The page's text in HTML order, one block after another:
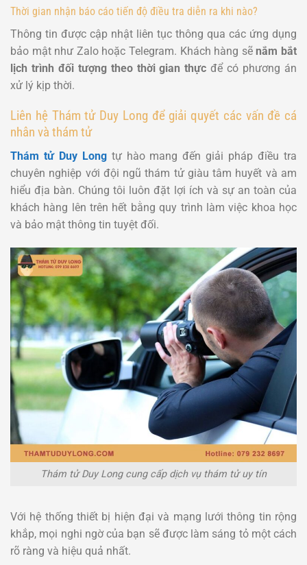
Thời gian nhận báo cáo tiến độ điều tra diễn ra khi nào?
Thông tin được cập nhật liên tục thông qua các ứng dụng
bảo mật như Zalo hoặc Telegram. Khách hàng sẽ nắm bắt
lịch trình đối tượng theo thời gian thực để có phương án
xử lý kịp thời.
Liên hệ Thám tử Duy Long để giải quyết các vấn đề cá
nhân và thám tử
Thám tử Duy Longtự hào mang đến giải pháp điều tra
chuyên nghiệp với đội ngũ thám tử giàu tâm huyết và am
hiểu địa bàn. Chúng tôi luôn đặt lợi ích và sự an toàn của
khách hàng lên trên hết bằng quy trình làm việc khoa học
và bảo mật thông tin tuyệt đối.
Thám tử Duy Long cung cấp dịch vụ thám tử uy tín
Với hệ thống thiết bị hiện đại và mạng lưới thông tin rộng
khắp, mọi nghi ngờ của bạn sẽ được làm sáng tỏ một cách
rõ ràng và hiệu quả nhất.